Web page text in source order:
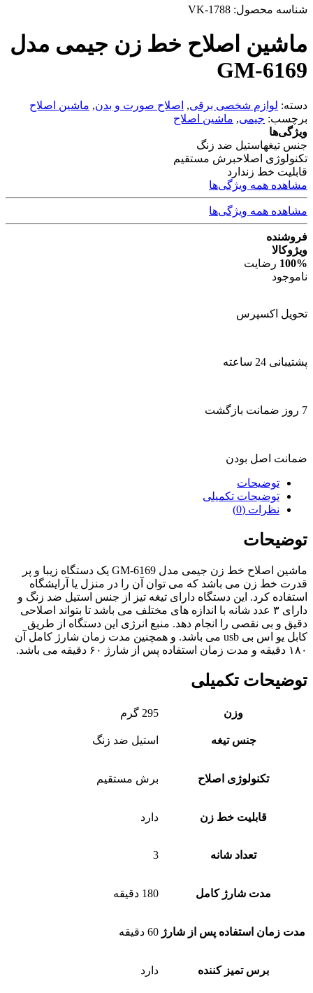
شناسه محصول: VK-1788
ماشین اصلاح خط زن جیمی مدل
GM-6169
دسته: لوازم شخصی برقی, اصلاح صورت و بدن, ماشین اصلاح
برچسب: جیمی, ماشین اصلاح
ویژگی‌ها
جنس تیغهاستیل ضد زنگ
تکنولوژی اصلاحبرش مستقیم
قابلیت خط زندارد
مشاهده همه ویژگی‌ها
مشاهده همه ویژگی‌ها
فروشنده
ویژوکالا
100% رضایت
ناموجود
تحویل اکسپرس
پشتیبانی 24 ساعته
7 روز ضمانت بازگشت
ضمانت اصل بودن
توضیحات
توضیحات تکمیلی
نظرات (0)
توضیحات
ماشین اصلاح خط زن جیمی مدل GM-6169 یک دستگاه زیبا و پر
قدرت خط زن می باشد که می توان آن را در منزل یا آرایشگاه
استفاده کرد. این دستگاه دارای تیغه تیز از جنس استیل ضد زنگ و
دارای ۳ عدد شانه با اندازه های مختلف می باشد تا بتواند اصلاحی
دقیق و بی نقصی را انجام دهد. منبع انرژی این دستگاه از طریق
کابل یو اس بی usb می باشد. و همچنین مدت زمان شارژ کامل آن
۱۸۰ دقیقه و مدت زمان استفاده پس از شارژ ۶۰ دقیقه می باشد.
توضیحات تکمیلی
وزن 295 گرم
جنس تیغه استیل ضد زنگ
تکنولوژی اصلاح برش مستقیم
قابلیت خط زن دارد
تعداد شانه 3
مدت شارژ کامل 180 دقیقه
مدت زمان استفاده پس از شارژ 60 دقیقه
برس تمیز کننده دارد